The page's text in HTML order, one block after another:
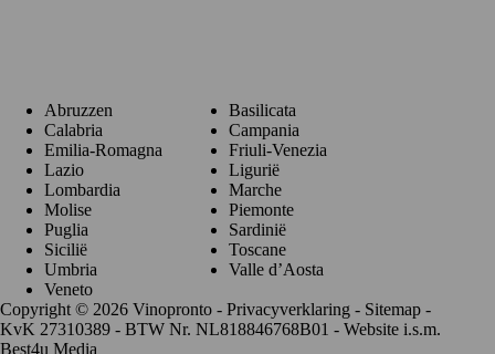
Abruzzen
Basilicata
Calabria
Campania
Emilia-Romagna
Friuli-Venezia
Lazio
Ligurië
Lombardia
Marche
Molise
Piemonte
Puglia
Sardinië
Sicilië
Toscane
Umbria
Valle d’Aosta
Veneto
Copyright © 2026 Vinopronto - Privacyverklaring - Sitemap -
KvK 27310389 - BTW Nr. NL818846768B01 - Website i.s.m.
Best4u Media